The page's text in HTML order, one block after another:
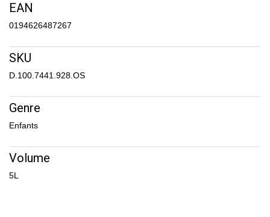
EAN
0194626487267
SKU
D.100.7441.928.OS
Genre
Enfants
Volume
5L